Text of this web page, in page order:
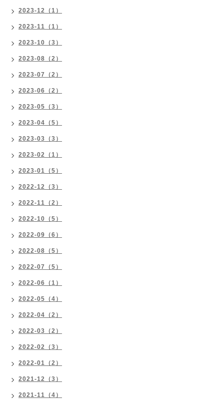
2023-12（1）
2023-11（1）
2023-10（3）
2023-08（2）
2023-07（2）
2023-06（2）
2023-05（3）
2023-04（5）
2023-03（3）
2023-02（1）
2023-01（5）
2022-12（3）
2022-11（2）
2022-10（5）
2022-09（6）
2022-08（5）
2022-07（5）
2022-06（1）
2022-05（4）
2022-04（2）
2022-03（2）
2022-02（3）
2022-01（2）
2021-12（3）
2021-11（4）